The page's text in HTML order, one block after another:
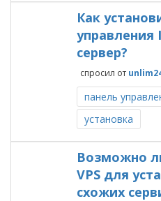
Как
управления
сервер?
спросил от
панель
установка
Возможно
VPS для
схожих